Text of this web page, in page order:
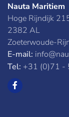
Nauta Maritiem
Hoge Rijndijk
2382 AL
Zoeterwoude-
E-mail:
Tel: +31 (0)71 -